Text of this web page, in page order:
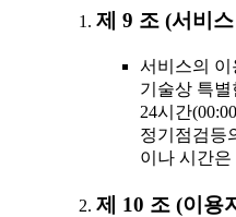
제 9 조 (서비
서비스의 이
기술상 특
24시간
정기점검등
이나 시간
제 10 조 (이용